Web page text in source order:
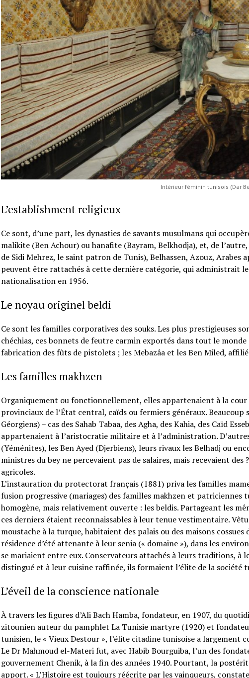
Intérieur féminin tunisois (Dar
L’establishment religieux
Ce sont, d’une part, les dynasties de savants musulmans qui
malikite (Ben Achour) ou hanafite (Bayram, Belkhodja), et, de
de Sidi Mehrez, le saint patron de Tunis), Belhassen, Azouz, Arabes
peuvent être rattachés à cette dernière catégorie, qui administrait
nationalisation en 1956.
Le noyau originel beldi
Ce sont les familles corporatives des souks. Les plus prestigieuses
chéchias, ces bonnets de feutre carmin exportés dans tout le
fabrication des fûts de pistolets ; les Mebazâa et les Ben Miled,
Les familles makhzen
Organiquement ou fonctionnellement, elles appartenaient à la cour
provinciaux de l’État central, caïds ou fermiers généraux.
Géorgiens) – cas des Sahab Tabaa, des Agha, des Kahia, des Caïd
appartenaient à l’aristocratie militaire et à l’administration.
(Yéménites), les Ben Ayed (Djerbiens), leurs rivaux les Belhadj ou
ministres du bey ne percevaient pas de salaires, mais recevaient
agricoles.
L’instauration du protectorat français (1881) priva les familles
fusion progressive (mariages) des familles makhzen et patriciennes
homogène, mais relativement ouverte : les beldis. Partageant les
ces derniers étaient reconnaissables à leur tenue vestimentaire.
moustache à la turque, habitaient des palais ou des maisons
résidence d’été attenante à leur senia (« domaine »), dans les
se mariaient entre eux. Conservateurs attachés à leurs traditions, à
distingué et à leur cuisine raffinée, ils formaient l’élite de la société
L’éveil de la conscience nationale
À travers les figures d’Ali Bach Hamba, fondateur, en 1907, du
zitounien auteur du pamphlet La Tunisie martyre (1920) et
tunisien, le « Vieux Destour », l’élite citadine tunisoise a largement
Le Dr Mahmoud el-Materi fut, avec Habib Bourguiba, l’un des
gouvernement Chenik, à la fin des années 1940. Pourtant, la
apport. « L’Histoire est toujours réécrite par les vainqueurs,